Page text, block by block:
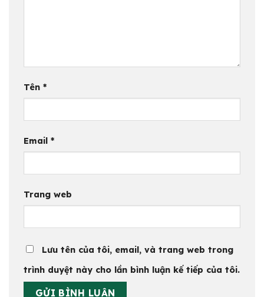
Tên *
Email *
Trang web
Lưu tên của tôi, email, và trang web trong
trình duyệt này cho lần bình luận kế tiếp của tôi.